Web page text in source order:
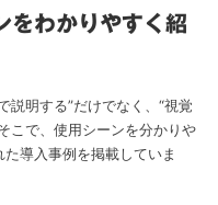
をわかりやすく紹
説明する”だけでなく、“視覚
こで、使用シーンを分かりや
導入事例を掲載していま